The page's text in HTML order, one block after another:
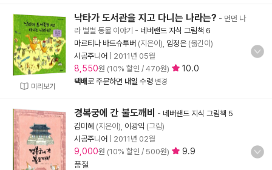
미리보기
낙타가 도서관을 지고 다니는 나라는? - 먼먼 나
라 별별 동물 이야기 - 네버랜드 지식 그림책 6
마르티나 바트슈투버 (지은이), 임정은 (옮긴이)
시공주니어
2011년 05월
8,550원 (10% 할인 / 470원) 10.0
택배로 주문하면 내일 수령 변경
경복궁에 간 불도깨비 - 네버랜드 지식 그림책 5
김미혜 (지은이), 이광익 (그림)
시공주니어
2011년 02월
9,000원 (10% 할인 / 500원)
9.9
품절